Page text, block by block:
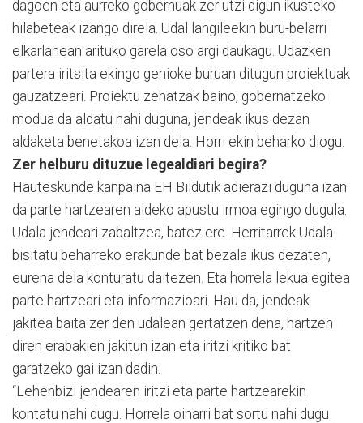
dagoen eta aurreko gobernuak zer utzi digun ikusteko
hilabeteak izango direla. Udal langileekin buru-belarri
elkarlanean arituko garela oso argi daukagu. Udazken
partera iritsita ekingo genioke buruan ditugun proiektuak
gauzatzeari. Proiektu zehatzak baino, gobernatzeko
modua da aldatu nahi duguna, jendeak ikus dezan
aldaketa benetakoa izan dela. Horri ekin beharko diogu.
Zer helburu dituzue legealdiari begira?
Hauteskunde kanpaina EH Bildutik adierazi duguna izan
da parte hartzearen aldeko apustu irmoa egingo dugula.
Udala jendeari zabaltzea, batez ere. Herritarrek Udala
bisitatu beharreko erakunde bat bezala ikus dezaten,
eurena dela konturatu daitezen. Eta horrela lekua egitea
parte hartzeari eta informazioari. Hau da, jendeak
jakitea baita zer den udalean gertatzen dena, hartzen
diren erabakien jakitun izan eta iritzi kritiko bat
garatzeko gai izan dadin.
“Lehenbizi jendearen iritzi eta parte hartzearekin
kontatu nahi dugu. Horrela oinarri bat sortu nahi dugu